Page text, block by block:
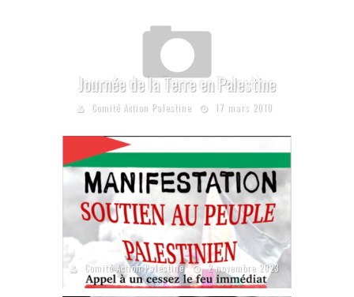
Journée de la Terre en Palestine
Comité Action Palestine 17 mars 2010
Comité Action Palestine 2 novembre 2023